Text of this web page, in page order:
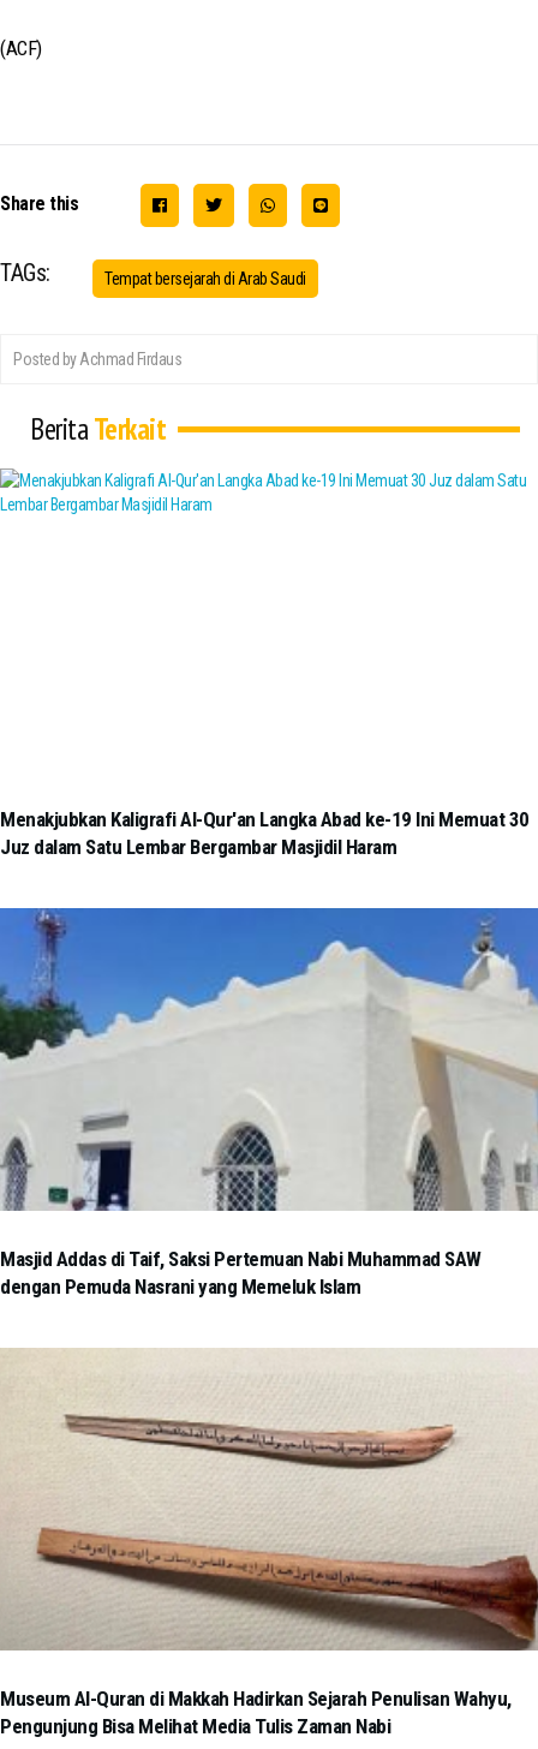
(ACF)
Share this
TAGs: Tempat bersejarah di Arab Saudi
Posted by Achmad Firdaus
BeritaTerkait
Menakjubkan Kaligrafi Al-Qur'an Langka Abad ke-19 Ini Memuat 30
Juz dalam Satu Lembar Bergambar Masjidil Haram
Masjid Addas di Taif, Saksi Pertemuan Nabi Muhammad SAW
dengan Pemuda Nasrani yang Memeluk Islam
Museum Al-Quran di Makkah Hadirkan Sejarah Penulisan Wahyu,
Pengunjung Bisa Melihat Media Tulis Zaman Nabi